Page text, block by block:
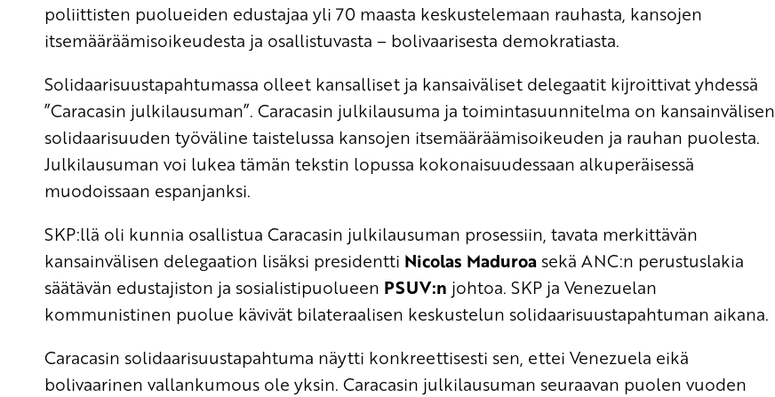
poliittisten puolueiden edustajaa yli 70 maasta keskustelemaan rauhasta, kansojen
itsemääräämisoikeudesta ja osallistuvasta – bolivaarisesta demokratiasta.
Solidaarisuustapahtumassa olleet kansalliset ja kansaiväliset delegaatit kijroittivat yhdessä
”Caracasin julkilausuman”. Caracasin julkilausuma ja toimintasuunnitelma on kansainvälisen
solidaarisuuden työväline taistelussa kansojen itsemääräämisoikeuden ja rauhan puolesta.
Julkilausuman voi lukea tämän tekstin lopussa kokonaisuudessaan alkuperäisessä
muodoissaan espanjanksi.
SKP:llä oli kunnia osallistua Caracasin julkilausuman prosessiin, tavata merkittävän
kansainvälisen delegaation lisäksi presidentti Nicolas Maduroa sekä ANC:n perustuslakia
säätävän edustajiston ja sosialistipuolueen PSUV:n johtoa. SKP ja Venezuelan
kommunistinen puolue kävivät bilateraalisen keskustelun solidaarisuustapahtuman aikana.
Caracasin solidaarisuustapahtuma näytti konkreettisesti sen, ettei Venezuela eikä
bolivaarinen vallankumous ole yksin. Caracasin julkilausuman seuraavan puolen vuoden